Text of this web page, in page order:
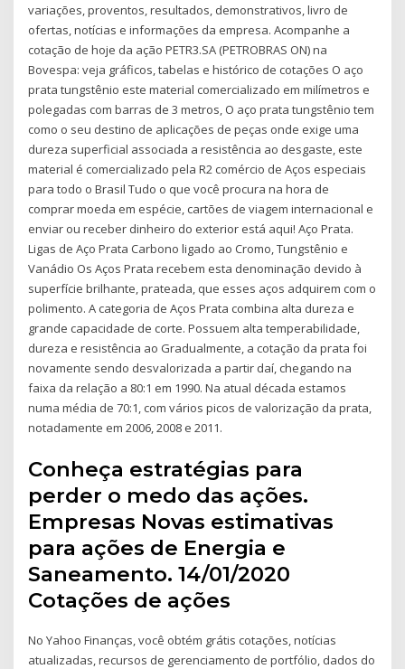
variações, proventos, resultados, demonstrativos, livro de
ofertas, notícias e informações da empresa. Acompanhe a
cotação de hoje da ação PETR3.SA (PETROBRAS ON) na
Bovespa: veja gráficos, tabelas e histórico de cotações O aço
prata tungstênio este material comercializado em milímetros e
polegadas com barras de 3 metros, O aço prata tungstênio tem
como o seu destino de aplicações de peças onde exige uma
dureza superficial associada a resistência ao desgaste, este
material é comercializado pela R2 comércio de Aços especiais
para todo o Brasil Tudo o que você procura na hora de
comprar moeda em espécie, cartões de viagem internacional e
enviar ou receber dinheiro do exterior está aqui! Aço Prata.
Ligas de Aço Prata Carbono ligado ao Cromo, Tungstênio e
Vanádio Os Aços Prata recebem esta denominação devido à
superfície brilhante, prateada, que esses aços adquirem com o
polimento. A categoria de Aços Prata combina alta dureza e
grande capacidade de corte. Possuem alta temperabilidade,
dureza e resistência ao Gradualmente, a cotação da prata foi
novamente sendo desvalorizada a partir daí, chegando na
faixa da relação a 80:1 em 1990. Na atual década estamos
numa média de 70:1, com vários picos de valorização da prata,
notadamente em 2006, 2008 e 2011.
Conheça estratégias para
perder o medo das ações.
Empresas Novas estimativas
para ações de Energia e
Saneamento. 14/01/2020
Cotações de ações
No Yahoo Finanças, você obtém grátis cotações, notícias
atualizadas, recursos de gerenciamento de portfólio, dados do